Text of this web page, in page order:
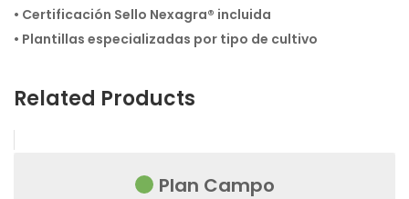
• Certificación Sello Nexagra® incluida
• Plantillas especializadas por tipo de cultivo
Related Products
Plan Campo